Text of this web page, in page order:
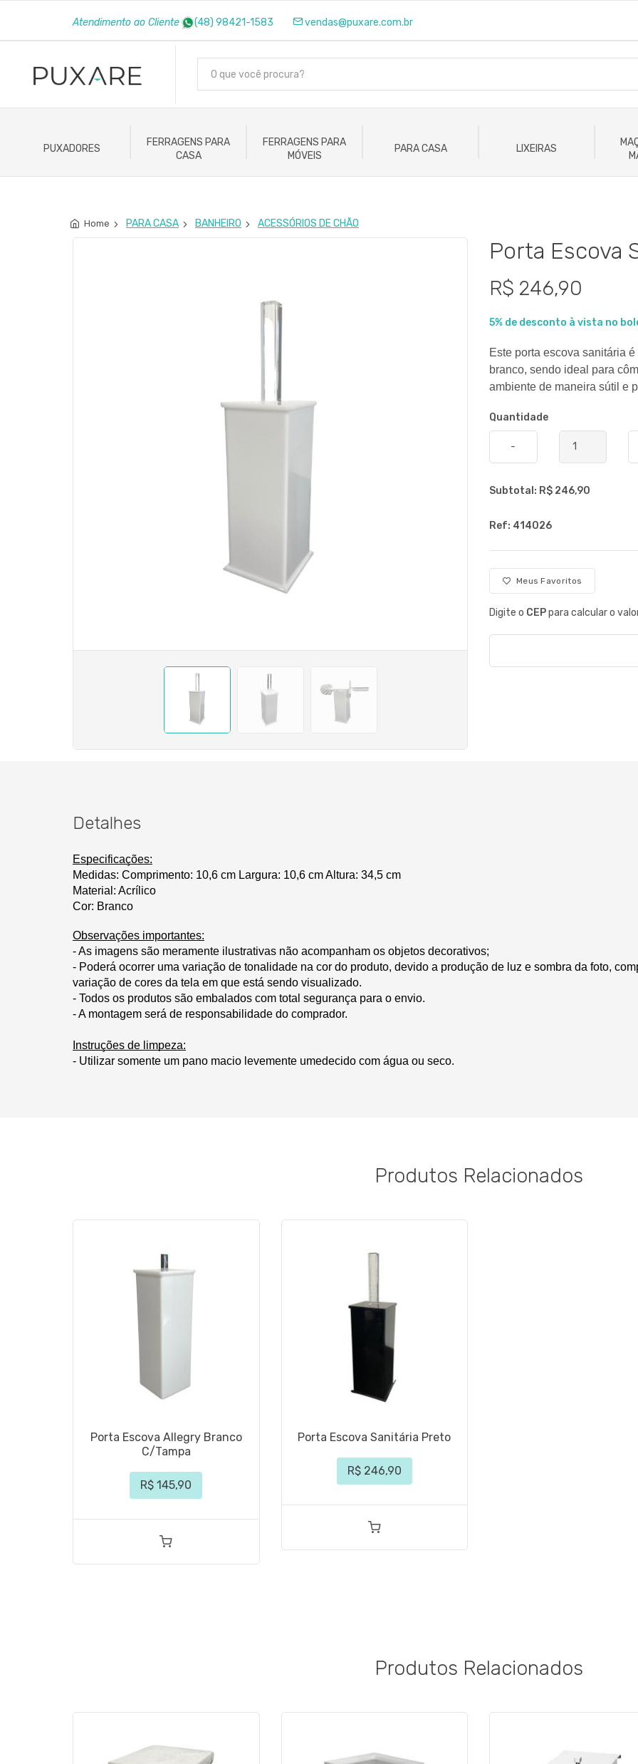
Atendimento ao Cliente (48) 98421-1583 vendas@puxare.com.br
PUXADORES
FERRAGENS PARA
CASA
FERRAGENS PARA
MÓVEIS
PARA CASA LIXEIRAS
Home PARA CASA BANHEIRO ACESSÓRIOS DE CHÃO
Porta Escova
R$ 246,90
5% de desconto à vista no
Este porta escova sanitária
branco, sendo ideal para
ambiente de maneira sútil e
Quantidade
-
Subtotal: R$ 246,90
Ref: 414026
Meus Favoritos
Digite o CEPpara calcular o
Detalhes
Especificações:
Medidas: Comprimento: 10,6 cm Largura: 10,6 cmAltura: 34,5 cm
Material: Acrílico
Cor: Branco
Observações importantes:
- As imagens são meramente ilustrativas não acompanham os objetos decorativos;
- Poderá ocorrer uma variação de tonalidade na cor do produto, devido a produção de luz e sombra da foto,
variação de cores da tela em que está sendo visualizado.
- Todos os produtos são embalados com total segurança para o envio.
- A montagem será de responsabilidade do comprador.
Instruções de limpeza:
- Utilizar somente um pano macio levemente umedecido com água ou seco.
Produtos Relacionados
Porta Escova Allegry Branco
C/Tampa
R$ 145,90
Porta Escova Sanitária Preto
R$ 246,90
Produtos Relacionados